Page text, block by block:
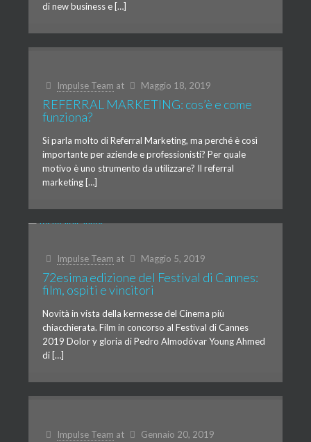
di new business e […]
Impulse Team at Maggio 18, 2019
REFERRAL MARKETING: cos’è e come
funziona?
Si parla molto di Referral Marketing, ma perché è così
importante per aziende e professionisti? Per quale
motivo è uno strumento da utilizzare? Il referral
marketing […]
Impulse Team at Maggio 5, 2019
72esima edizione del Festival di Cannes:
film, ospiti e vincitori
Novità in vista della kermesse del Cinema più
chiacchierata. Film in concorso al Festival di Cannes
2019 Dolor y gloria di Pedro Almodóvar Young Ahmed
di […]
Impulse Team at Gennaio 20, 2019